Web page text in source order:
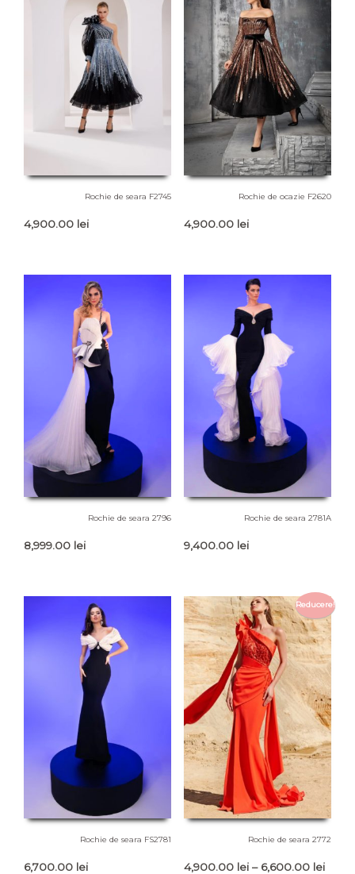
Rochie de seara F2745
4,900.00 lei
Rochie de ocazie F2620
4,900.00 lei
Rochie de seara 2796
8,999.00 lei
Rochie de seara 2781A
9,400.00 lei
Rochie de seara FS2781
6,700.00 lei
Reducere!
Rochie de seara 2772
4,900.00 lei – 6,600.00 lei